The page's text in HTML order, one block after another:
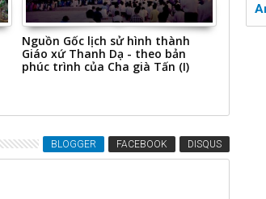
Nguồn Gốc lịch sử hình thành
Giáo xứ Thanh Dạ - theo bản
phúc trình của Cha già Tấn (I)
BLOGGER FACEBOOK DISQUS